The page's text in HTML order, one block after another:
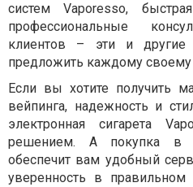
систем Vaporesso,
профессиональные
клиентов – эти и
предложить каждому своему
Если вы хотите получить
вейпинга, надежность и
электронная сигарета
решением. А покупка в
обеспечит вам удобный
уверенность в